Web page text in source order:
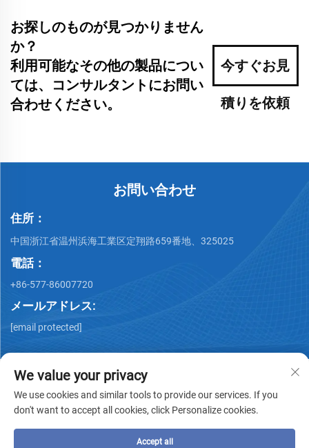
お探しのものが見つかりません
か？
利用可能なその他の製品につい
ては、コンサルタントにお問い
合わせください。
今すぐお見
積りを依頼
お問い合わせ
住所：
中国浙江省温州浜海工業区定翔路659番地、325025
電話：
+86-577-86007720
メールアドレス:
[email protected]
We value your privacy
We use cookies and similar tools to provide our services. If you
don't want to accept all cookies, click Personalize cookies.
Accept all